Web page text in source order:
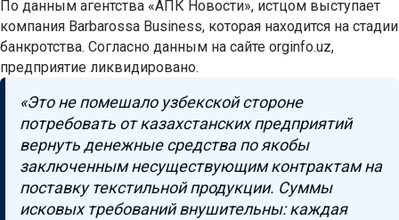
По данным агентства «АПК Новости», истцом выступает
компания Barbarossa Business, которая находится на стадии
банкротства. Согласно данным на сайте orginfo.uz,
предприятие ликвидировано.
«Это не помешало узбекской стороне
потребовать от казахстанских предприятий
вернуть денежные средства по якобы
заключенным несуществующим контрактам на
поставку текстильной продукции. Суммы
исковых требований внушительны: каждая